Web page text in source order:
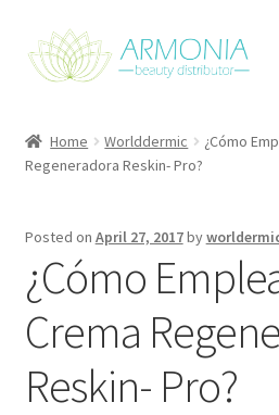
Skip
to
Skip
to
Cart
Contact Us
My Account
Our Products
Home Worlddermic
¿Cómo
Regeneradora Reskin- Pro?
Posted on April 27, 2017by
¿Cómo
Crema
Reskin- Pro?